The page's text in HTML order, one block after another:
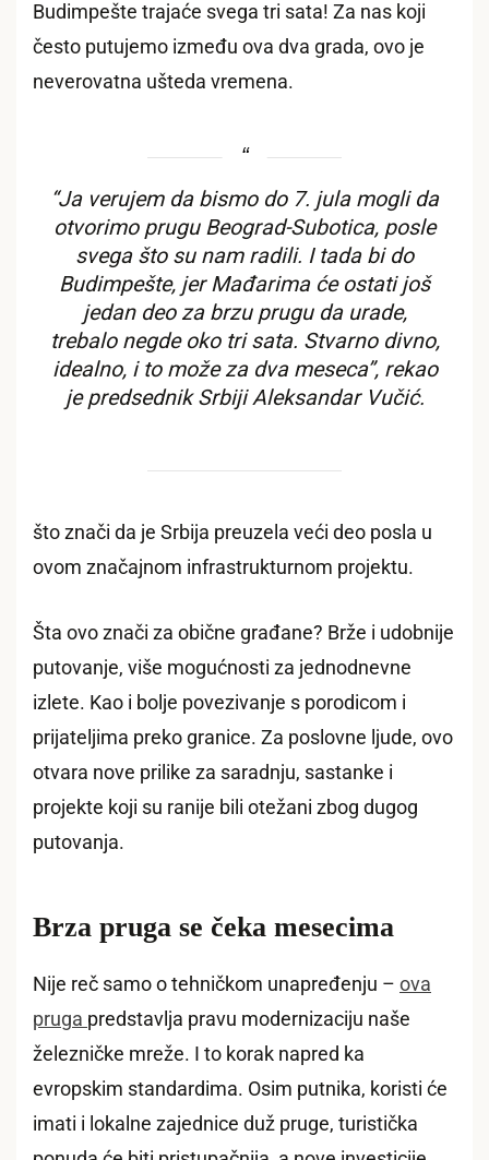
Budimpešte trajaće svega tri sata! Za nas koji
često putujemo između ova dva grada, ovo je
neverovatna ušteda vremena.
“Ja verujem da bismo do 7. jula mogli da
otvorimo prugu Beograd-Subotica, posle
svega što su nam radili. I tada bi do
Budimpešte, jer Mađarima će ostati još
jedan deo za brzu prugu da urade,
trebalo negde oko tri sata. Stvarno divno,
idealno, i to može za dva meseca”, rekao
je predsednik Srbiji Aleksandar Vučić.
što znači da je Srbija preuzela veći deo posla u
ovom značajnom infrastrukturnom projektu.
Šta ovo znači za obične građane? Brže i udobnije
putovanje, više mogućnosti za jednodnevne
izlete. Kao i bolje povezivanje s porodicom i
prijateljima preko granice. Za poslovne ljude, ovo
otvara nove prilike za saradnju, sastanke i
projekte koji su ranije bili otežani zbog dugog
putovanja.
Brza pruga se čeka mesecima
Nije reč samo o tehničkom unapređenju – ova
pruga predstavlja pravu modernizaciju naše
železničke mreže. I to korak napred ka
evropskim standardima. Osim putnika, koristi će
imati i lokalne zajednice duž pruge, turistička